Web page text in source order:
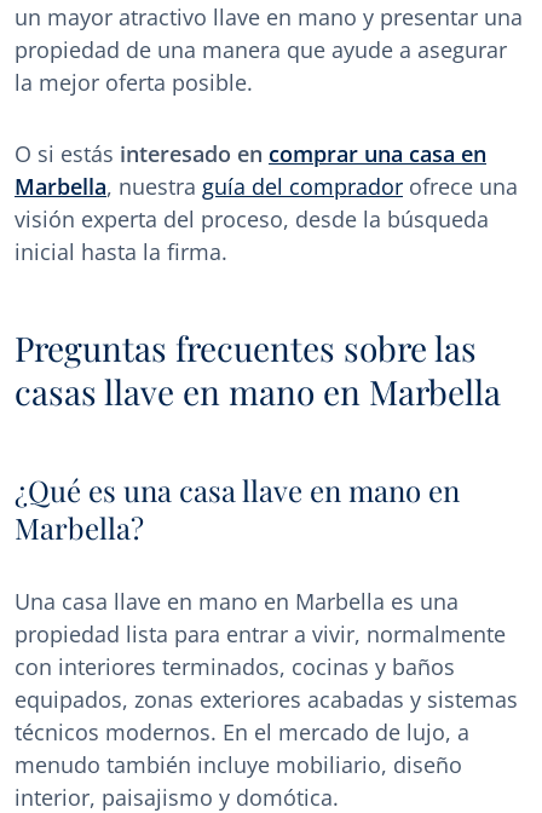
un mayor atractivo llave en mano y presentar una
propiedad de una manera que ayude a asegurar
la mejor oferta posible.
O si estás interesado en comprar una casa en
Marbella, nuestra guía del comprador ofrece una
visión experta del proceso, desde la búsqueda
inicial hasta la firma.
Preguntas frecuentes sobre las
casas llave en mano en Marbella
¿Qué es una casa llave en mano en
Marbella?
Una casa llave en mano en Marbella es una
propiedad lista para entrar a vivir, normalmente
con interiores terminados, cocinas y baños
equipados, zonas exteriores acabadas y sistemas
técnicos modernos. En el mercado de lujo, a
menudo también incluye mobiliario, diseño
interior, paisajismo y domótica.